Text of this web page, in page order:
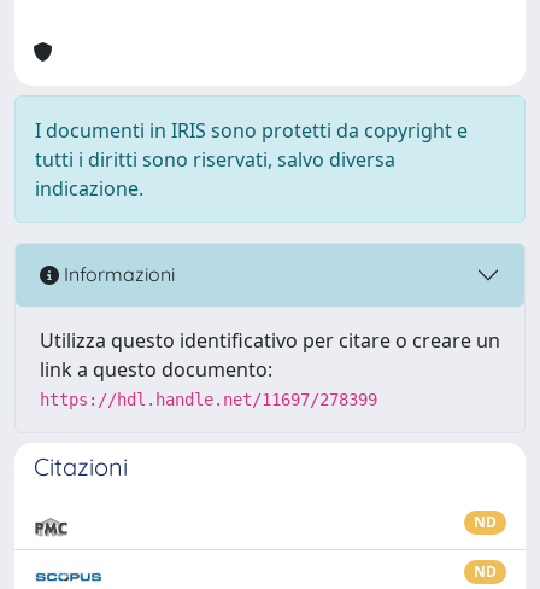
I documenti in IRIS sono protetti da copyright e
tutti i diritti sono riservati, salvo diversa
indicazione.
Informazioni
Utilizza questo identificativo per citare o creare un
link a questo documento:
https://hdl.handle.net/11697/278399
Citazioni
ND
ND